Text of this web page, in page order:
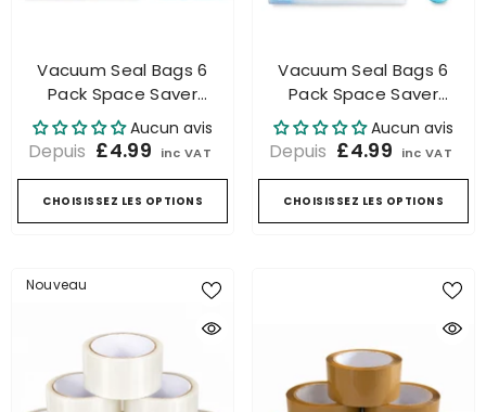
Vacuum Seal Bags 6
Pack Space Saver
Storage Reusable
Airtight Clothes Bedding
Aucun avis
Depuis £4.99 inc VAT
CHOISISSEZ LES OPTIONS
Vacuum Seal Bags 6
Pack Space Saver
Storage Reusable
Airtight Clothes Bedding
Aucun avis
Depuis £4.99 inc VAT
CHOISISSEZ LES OPTIONS
Nouveau